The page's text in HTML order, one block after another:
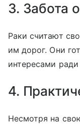
3. Забота
Раки считают
им дорог. Они
интересами ради
4.
Несмотря на